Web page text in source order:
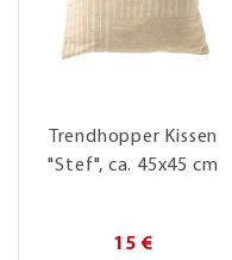
Trendhopper Kissen
"Stef", ca. 45x45 cm
15 €